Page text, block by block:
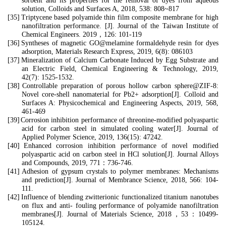
solution, Colloids and Surfaces A, 2018, 538: 808~817
[35] Triptycene based polyamide thin film composite membrane for high
nanofiltration performance. [J]. Journal of the Taiwan Institute of
Chemical Engineers. 2019 ， 126: 101-119
[36] Syntheses of magnetic GO@melamine formaldehyde resin for dyes
adsorption, Materials Research Express, 2019, 6(8): 086103
[37] Mineralization of Calcium Carbonate Induced by Egg Substrate and
an Electric Field, Chemical Engineering & Technology, 2019,
42(7): 1525-1532.
[38] Controllable preparation of porous hollow carbon sphere@ZIF-8:
Novel core-shell nanomaterial for Pb2+ adsorption[J]. Colloid and
Surfaces A: Physicochemical and Engineering Aspects, 2019, 568,
461-469
[39] Corrosion inhibition performance of threonine-modified polyaspartic
acid for carbon steel in simulated cooling water[J]. Journal of
Applied Polymer Science, 2019, 136(15): 47242.
[40]
Enhanced corrosion inhibition performance of novel modified
polyaspartic acid on carbon steel in HCl solution[J]. Journal Alloys
and Compounds, 2019, 771 ： 736-746.
[41] Adhesion of gypsum crystals to polymer membranes: Mechanisms
and prediction[J]. Journal of Membrance Science, 2018, 566: 104-
111.
[42] Influence of blending zwitterionic functionalized titanium nanotubes
on flux and anti- fouling performance of polyamide nanofiltration
membranes[J]. Journal of Materials Science, 2018，53 ： 10499-
105124.